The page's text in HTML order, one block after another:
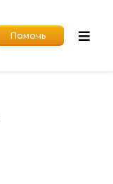
Помочь